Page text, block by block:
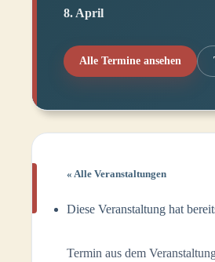
8. April
Alle Termine ansehen
« Alle Veranstaltungen
Diese Veranstaltung hat
Termin aus dem